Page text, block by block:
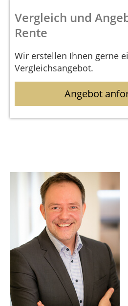
Vergleich und
Rente
Wir erstellen Ihnen gerne
Vergleichsangebot.
Angebot